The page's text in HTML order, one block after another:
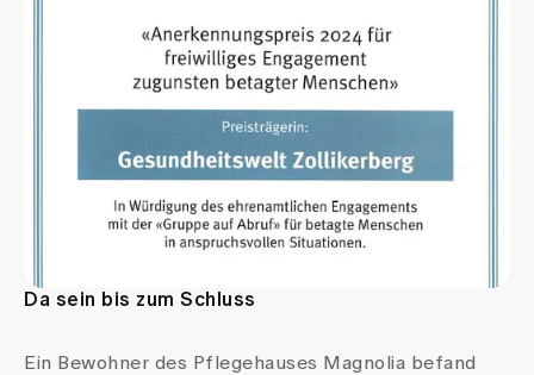
Da sein bis zum Schluss
Ein Bewohner des Pflegehauses Magnolia befand